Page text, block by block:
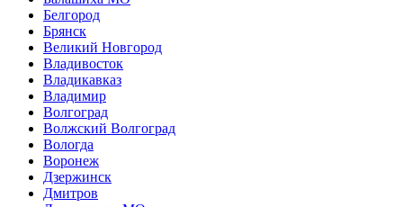
Белгород
Брянск
Великий Новгород
Владивосток
Владикавказ
Владимир
Волгоград
Волжский Волгоград
Вологда
Воронеж
Дзержинск
Дмитров